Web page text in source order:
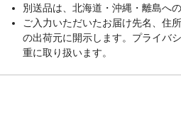
別送品は、北海道・沖縄・離島へ
ご入力いただいたお届け先名、住
の出荷元に開示します。プライバ
重に取り扱います。